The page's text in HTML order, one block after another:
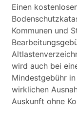
Einen
Kommunen und
wird auch bei
Mindestgebühr
wirklichen
Auskunft ohne